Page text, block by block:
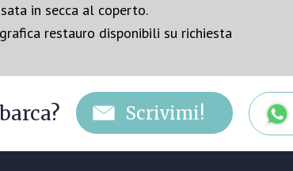
in secca al coperto.
restauro disponibili su richiesta